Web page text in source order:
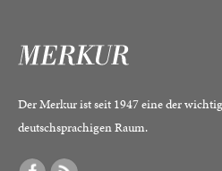
Der Merkur ist seit 1947 eine der
deutschsprachigen Raum.